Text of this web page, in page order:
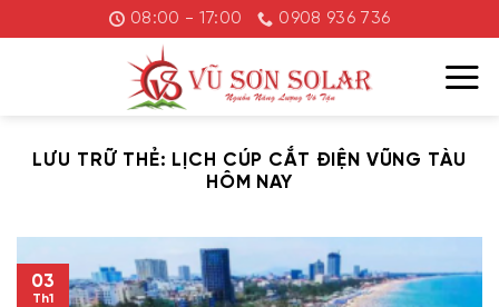
đến
08:00 - 17:00 0908 936 736
LƯU TRỮ THẺ: LỊCH CÚP CẮT ĐIỆN VŨNG TÀU
HÔM NAY
03
Th1